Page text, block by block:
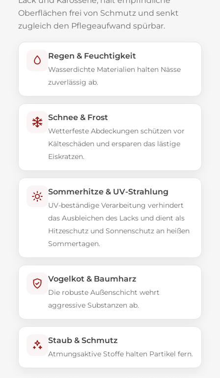
Oberflächen frei von Schmutz und senkt
zugleich den Pflegeaufwand spürbar.
Regen & Feuchtigkeit
Wasserdichte Materialien halten Nässe
zuverlässig ab.
Schnee & Frost
Wetterfeste Abdeckungen schützen vor
Kälteschäden und ersparen das lästige
Eiskratzen.
Sommerhitze & UV-Strahlung
UV-beständige Verarbeitung verhindert
das Ausbleichen des Lacks und dient als
Hitzeschutz und Sonnenschutz an heißen
Sommertagen.
Vogelkot & Baumharz
Die robuste Außenschicht wehrt
aggressive Substanzen ab.
Staub & Schmutz
Atmungsaktive Stoffe halten Partikel fern.